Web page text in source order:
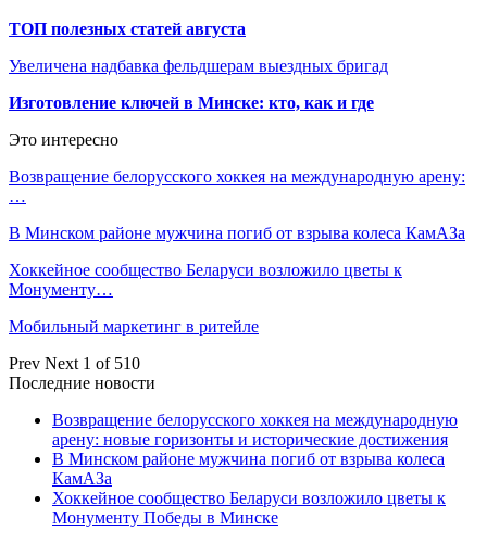
ТОП полезных статей августа
Увеличена надбавка фельдшерам выездных бригад
Изготовление ключей в Минске: кто, как и где
Это интересно
Возвращение белорусского хоккея на международную арену:
…
В Минском районе мужчина погиб от взрыва колеса КамАЗа
Хоккейное сообщество Беларуси возложило цветы к
Монументу…
Мобильный маркетинг в ритейле
Prev Next 1 of 510
Последние новости
Возвращение белорусского хоккея на международную
арену: новые горизонты и исторические достижения
В Минском районе мужчина погиб от взрыва колеса
КамАЗа
Хоккейное сообщество Беларуси возложило цветы к
Монументу Победы в Минске